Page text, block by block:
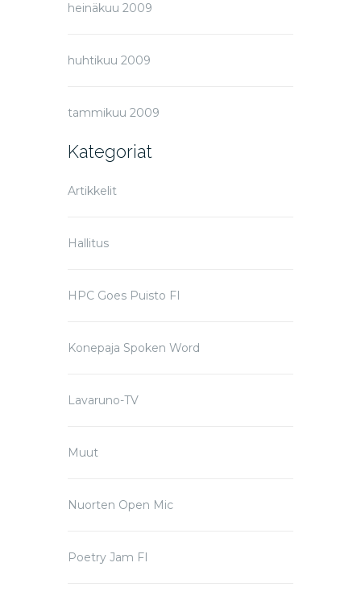
heinäkuu 2009
huhtikuu 2009
tammikuu 2009
Kategoriat
Artikkelit
Hallitus
HPC Goes Puisto FI
Konepaja Spoken Word
Lavaruno-TV
Muut
Nuorten Open Mic
Poetry Jam FI